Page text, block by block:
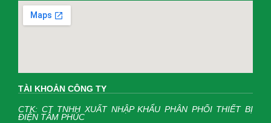
TÀI KHOẢN CÔNG TY
CTK: CT TNHH XUẤT NHẬP KHẨU PHÂN PHỐI THIẾT BỊ
ĐIỆN TÂM PHÚC